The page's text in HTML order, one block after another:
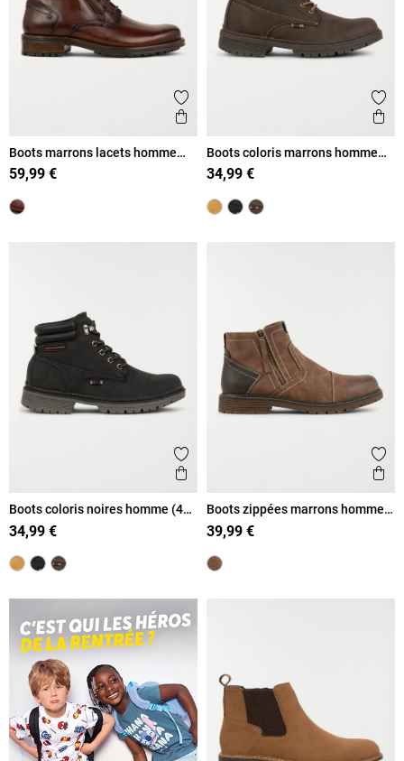
Ajouter aux favoris
Aperçu rapide
Boots marrons lacets homme
(41-46)
59,99 €
Boots coloris marrons homme
(40-46)
34,99 €
Ajouter aux favoris
Aperçu rapide
Boots coloris noires homme (40-
46)
34,99 €
Boots zippées marrons homme
(40-45)
39,99 €